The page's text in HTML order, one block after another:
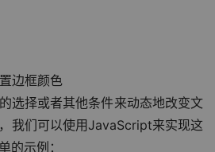
边框颜色
选择或者其他条件来动态地改变文
我们可以使用JavaScript来实现这
的示例：